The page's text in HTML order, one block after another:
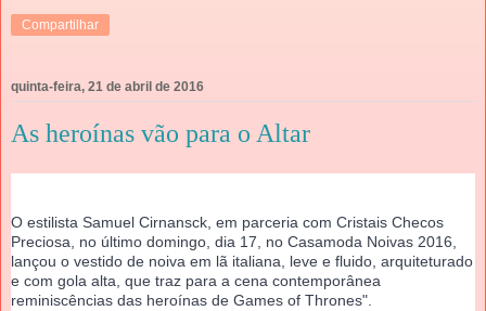
Compartilhar
quinta-feira, 21 de abril de 2016
As heroínas vão para o Altar
O estilista Samuel Cirnansck, em parceria com Cristais Checos
Preciosa, no último domingo, dia 17, no Casamoda Noivas 2016,
lançou o vestido de noiva em lã italiana, leve e fluido, arquiteturado
e com gola alta, que traz para a cena contemporânea
reminiscências das heroínas de Games of Thrones".